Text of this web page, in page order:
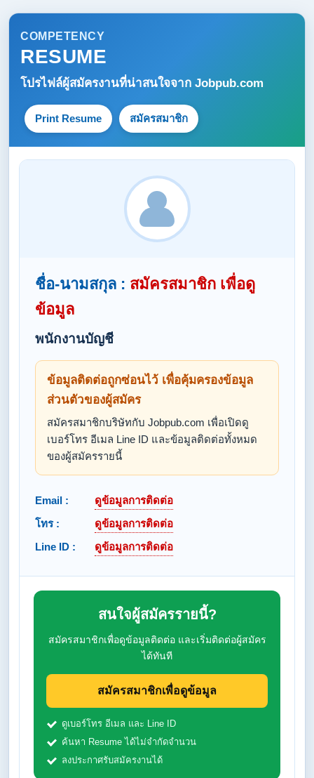
COMPETENCY
RESUME
โปรไฟล์ผู้สมัครงานที่น่าสนใจจาก Jobpub.com
Print Resume สมัครสมาชิก
ชื่อ-นามสกุล : สมัครสมาชิก เพื่อดู
ข้อมูล
พนักงานบัญชี
ข้อมูลติดต่อถูกซ่อนไว้ เพื่อคุ้มครองข้อมูล
ส่วนตัวของผู้สมัคร
สมัครสมาชิกบริษัทกับ Jobpub.com เพื่อเปิดดู
เบอร์โทร อีเมล Line ID และข้อมูลติดต่อทั้งหมด
ของผู้สมัครรายนี้
Email :
ดูข้อมูลการติดต่อ
โทร :
ดูข้อมูลการติดต่อ
Line ID :
ดูข้อมูลการติดต่อ
สนใจผู้สมัครรายนี้?
สมัครสมาชิกเพื่อดูข้อมูลติดต่อ และเริ่มติดต่อผู้สมัคร
ได้ทันที
สมัครสมาชิกเพื่อดูข้อมูล
ดูเบอร์โทร อีเมล และ Line ID
ค้นหา Resume ได้ไม่จำกัดจำนวน
ลงประกาศรับสมัครงานได้